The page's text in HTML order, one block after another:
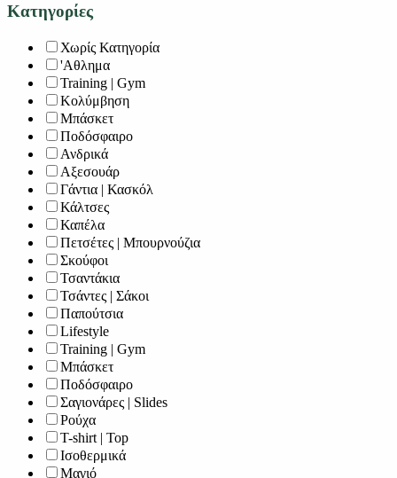
Κατηγορίες
Χωρίς Κατηγορία
'Αθλημα
Training | Gym
Κολύμβηση
Μπάσκετ
Ποδόσφαιρο
Ανδρικά
Αξεσουάρ
Γάντια | Κασκόλ
Κάλτσες
Καπέλα
Πετσέτες | Μπουρνούζια
Σκούφοι
Τσαντάκια
Τσάντες | Σάκοι
Παπούτσια
Lifestyle
Training | Gym
Μπάσκετ
Ποδόσφαιρο
Σαγιονάρες | Slides
Ρούχα
T-shirt | Top
Ισοθερμικά
Μαγιό